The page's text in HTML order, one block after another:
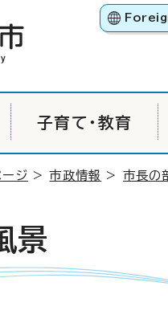
子育て・教育
ージ >市政情報 > 市長の
景